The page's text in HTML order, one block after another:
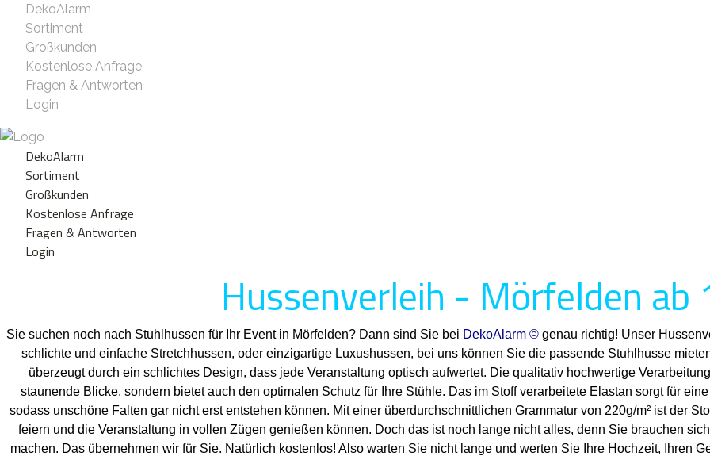
DekoAlarm
Sortiment
Großkunden
Kostenlose Anfrage
Fragen & Antworten
Login
DekoAlarm
Sortiment
Großkunden
Kostenlose Anfrage
Fragen & Antworten
Login
Hussenverleih - Mörfelden ab
Sie suchen noch nach Stuhlhussen für Ihr Event in Mörfelden? Dann sind Sie bei DekoAlarm © genau richtig! Unser
schlichte und einfache Stretchhussen, oder einzigartige Luxushussen, bei uns können Sie die passende Stuhlhusse
überzeugt durch ein schlichtes Design, dass jede Veranstaltung optisch aufwertet. Die qualitativ hochwertige
staunende Blicke, sondern bietet auch den optimalen Schutz für Ihre Stühle. Das im Stoff verarbeitete Elastan sorgt für
sodass unschöne Falten gar nicht erst entstehen können. Mit einer überdurchschnittlichen Grammatur von 220g/m² ist der
feiern und die Veranstaltung in vollen Zügen genießen können. Doch das ist noch lange nicht alles, denn Sie brauchen
machen. Das übernehmen wir für Sie. Natürlich kostenlos! Also warten Sie nicht lange und werten Sie Ihre Hochzeit, Ihren